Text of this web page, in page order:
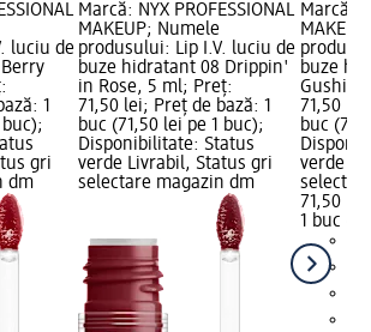
luciu de
1
gri
dm
Marcă: NYX PROFESSIONAL
MAKEUP; Numele
produsului: Lip I.V. luciu de
buze hidratant 08 Drippin'
in Rose, 5 ml; Preț:
71,50 lei; Preț de bază: 1
buc (71,50 lei pe 1 buc);
Disponibilitate: Status
verde Livrabil, Status gri
selectare magazin dm
Marcă:
buze
71,50
buc
verde
71,50 lei
1 buc